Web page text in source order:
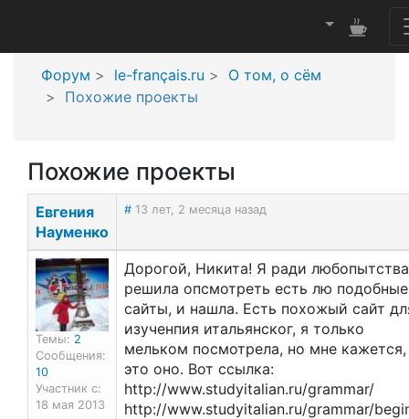
Форум le-français.ru
О том, о сём
Похожие проекты
Похожие проекты
Евгения
Науменко
# 13 лет, 2 месяца назад
Темы: 2
Сообщения:
10
Участник с:
18 мая 2013
Дорогой, Никита! Я ради любопытства
решила опсмотреть есть лю подобные
сайты, и нашла. Есть похожый сайт
изученпия итальянског, я только
мельком посмотрела, но мне кажется,
это оно. Вот ссылка:
http://www.studyitalian.ru/grammar/
http://www.studyitalian.ru/grammar/